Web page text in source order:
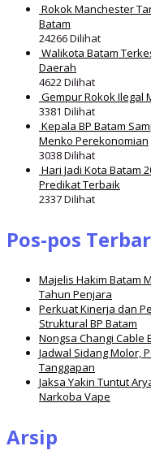
Rokok Manchester
Batam
24266 Dilihat
Walikota Batam
Daerah
4622 Dilihat
Gempur Rokok Ilegal
3381 Dilihat
Kepala BP Batam
Menko Perekonomian
3038 Dilihat
Hari Jadi Kota Batam
Predikat Terbaik
2337 Dilihat
Pos-pos
Majelis Hakim Batam
Tahun Penjara
Perkuat Kinerja dan
Struktural BP Batam
Nongsa Changi Cable
Jadwal Sidang Molor,
Tanggapan
Jaksa Yakin Tuntut
Narkoba Vape
Arsip